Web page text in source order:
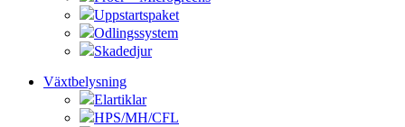
Uppstartspaket
Odlingssystem
Skadedjur
Växtbelysning
Elartiklar
HPS/MH/CFL